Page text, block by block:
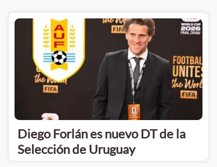
Diego Forlán es nuevo DT de la
Selección de Uruguay